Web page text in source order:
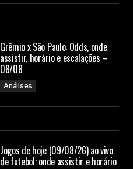
Grêmio x São Paulo: Odds, onde
assistir, horário e escalações –
08/08
Análises
Jogos de hoje (09/08/26) ao vivo
de futebol: onde assistir e horário